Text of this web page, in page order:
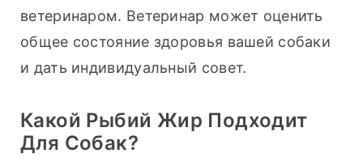
ветеринаром. Ветеринар может оценить
общее состояние здоровья вашей собаки
и дать индивидуальный совет.
Какой Рыбий Жир Подходит
Для Собак?